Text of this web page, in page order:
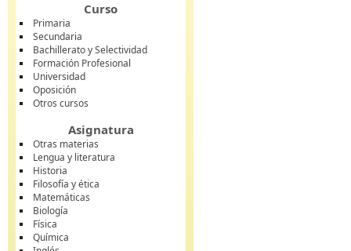
Curso
Primaria
Secundaria
Bachillerato y Selectividad
Formación Profesional
Universidad
Oposición
Otros cursos
Asignatura
Otras materias
Lengua y literatura
Historia
Filosofía y ética
Matemáticas
Biología
Física
Química